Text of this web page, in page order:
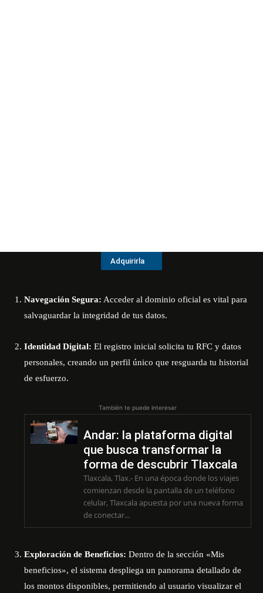
Adquirirla
Navegación Segura: Acceder al dominio oficial es vital para
salvaguardar la integridad de tus datos.
Identidad Digital: El registro inicial solicita tu RFC y datos
personales, creando un perfil único que resguarda tu historial
de esfuerzo.
También te puede interesar
Andar: la plataforma digital
que busca transformar la
forma de descubrir Tlaxcala
Tlaxcala, Tlax.- En una época donde los viajes
comienzan desde la pantalla de un teléfono
celular, Tlaxcala apuesta por una nueva forma
de conectar...
Exploración de Beneficios: Dentro de la sección «Mis
beneficios», el sistema despliega un panorama detallado de
los montos disponibles, permitiendo al usuario visualizar el